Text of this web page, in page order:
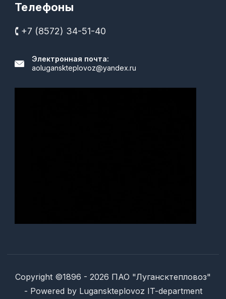
Телефоны
🕻 +7 (8572) 34-51-40
Электронная почта:
aoluganskteplovoz@yandex.ru
Copyright ©1896 - 2026 ПАО "Лугансктепловоз"
- Powered by Luganskteplovoz IT-department